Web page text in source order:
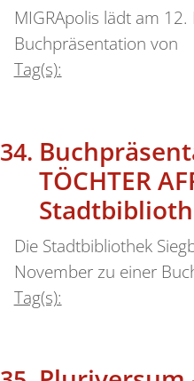
MIGRApolis lädt am
Buchpräsentation von
Tag(s):
TÖCHTER
Die Stadtbibliothek
November zu einer
Tag(s):